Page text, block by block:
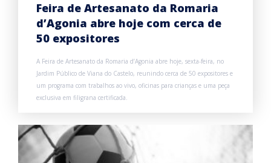
Feira de Artesanato da Romaria
d’Agonia abre hoje com cerca de
50 expositores
A Feira de Artesanato da Romaria d’Agonia abre hoje, sexta-feira, no
Jardim Público de Viana do Castelo, reunindo cerca de 50 expositores e
um programa com trabalhos ao vivo, oficinas para crianças e uma peça
exclusiva em filigrana certificada.